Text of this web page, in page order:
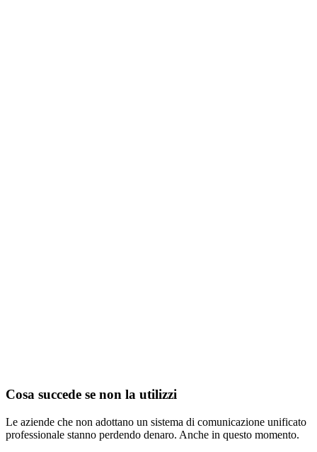
Cosa succede se non la utilizzi
Le aziende che non adottano un sistema di comunicazione unificato
professionale stanno perdendo denaro. Anche in questo momento.